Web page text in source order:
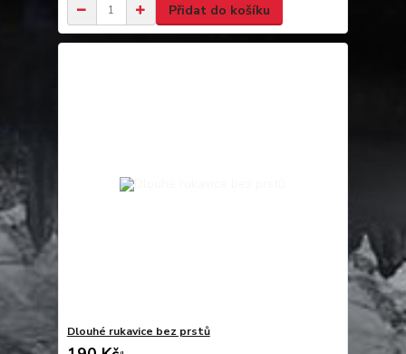
Přidat do košíku
Dlouhé rukavice bez prstů